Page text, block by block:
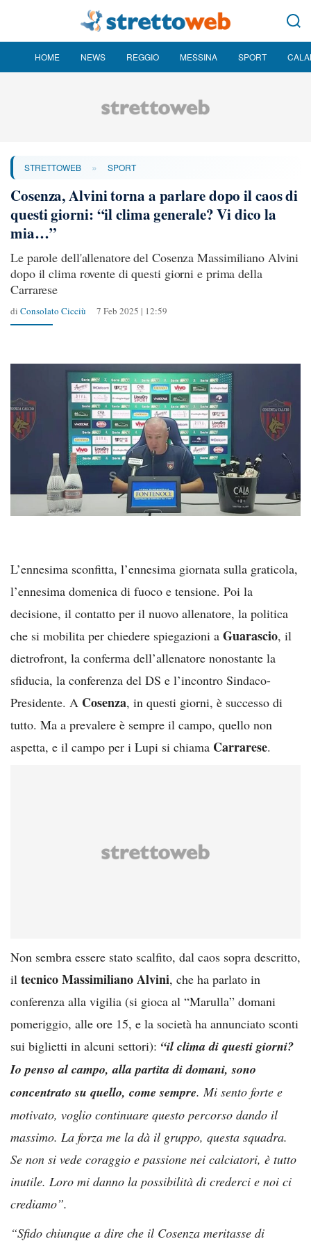
HOME NEWS REGGIO MESSINA SPORT
STRETTOWEB » SPORT
Cosenza, Alvini torna a parlare dopo il caos di
questi giorni: “il clima generale? Vi dico la
mia…”
Le parole dell'allenatore del Cosenza Massimiliano Alvini
dopo il clima rovente di questi giorni e prima della
Carrarese
di Consolato Cicciù 7 Feb 2025 | 12:59
L’ennesima sconfitta, l’ennesima giornata sulla graticola,
l’ennesima domenica di fuoco e tensione. Poi la
decisione, il contatto per il nuovo allenatore, la politica
che si mobilita per chiedere spiegazioni a Guarascio, il
dietrofront, la conferma dell’allenatore nonostante la
sfiducia, la conferenza del DS e l’incontro Sindaco-
Presidente. A Cosenza, in questi giorni, è successo di
tutto. Ma a prevalere è sempre il campo, quello non
aspetta, e il campo per i Lupi si chiama Carrarese.
Non sembra essere stato scalfito, dal caos sopra descritto,
il tecnico Massimiliano Alvini, che ha parlato in
conferenza alla vigilia (si gioca al “Marulla” domani
pomeriggio, alle ore 15, e la società ha annunciato sconti
sui biglietti in alcuni settori): “il clima di questi giorni?
Io penso al campo, alla partita di domani, sono
concentrato su quello, come sempre. Mi sento forte e
motivato, voglio continuare questo percorso dando il
massimo. La forza me la dà il gruppo, questa squadra.
Se non si vede coraggio e passione nei calciatori, è tutto
inutile. Loro mi danno la possibilità di crederci e noi ci
crediamo”.
“Sfido chiunque a dire che il Cosenza meritasse di